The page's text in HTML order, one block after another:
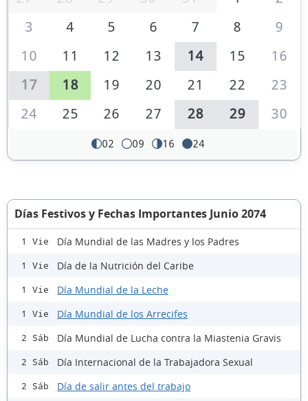
3
4 5 6 7 8
9
10
11 12 13 14 15
16
17
18 19 20 21 22
23
24
25 26 27 28 29 30
02 09 16 24
Días Festivos y Fechas Importantes Junio 2074
1 Vie Día Mundial de las Madres y los Padres
1 Vie Día de la Nutrición del Caribe
1 Vie Día Mundial de la Leche
1 Vie Día Mundial de los Arrecifes
2 Sáb Día Mundial de Lucha contra la Miastenia Gravis
2 Sáb Día Internacional de la Trabajadora Sexual
2 Sáb Día de salir antes del trabajo